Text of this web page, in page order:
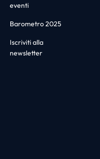
eventi
Barometro 2025
Iscriviti alla
newsletter